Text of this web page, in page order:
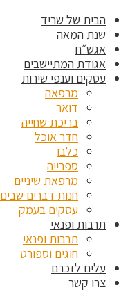
הבית של שריד
שנת המאה
אגש״ח
אגודת המתיישבים
עסקים וענפי שירות
מרפאה
דואר
בריכת שחייה
חדר אוכל
כלבו
ספרייה
מרפאת שיניים
חנות דברים שבים
עסקים בעמק
תרבות ופנאי
תרבות ופנאי
חוגים וספורט
עלים לזכרם
צרו קשר